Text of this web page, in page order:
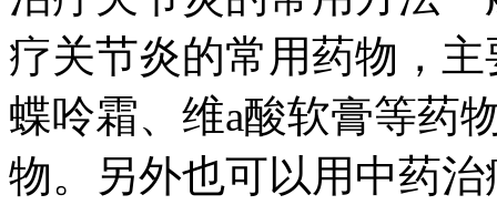
疗关节炎的常用药物，
蝶呤霜、维a酸软膏等药
物。另外也可以用中药